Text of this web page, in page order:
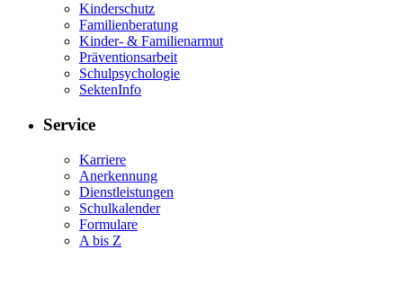
Kinderschutz
Familienberatung
Kinder- & Familienarmut
Präventionsarbeit
Schulpsychologie
SektenInfo
Service
Karriere
Anerkennung
Dienstleistungen
Schulkalender
Formulare
A bis Z